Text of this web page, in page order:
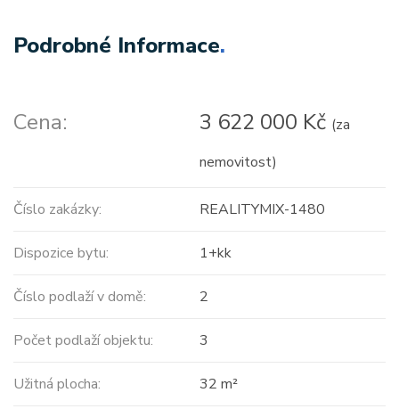
Podrobné Informace.
Cena: 3 622 000 Kč (za
nemovitost)
Číslo zakázky: REALITYMIX-1480
Dispozice bytu: 1+kk
Číslo podlaží v domě: 2
Počet podlaží objektu: 3
Užitná plocha: 32 m²